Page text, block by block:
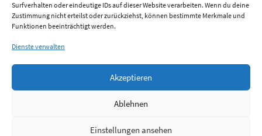
Surfverhalten oder eindeutige IDs auf dieser Website verarbeiten. Wenn du deine
Zustimmung nicht erteilst oder zurückziehst, können bestimmte Merkmale und
Funktionen beeinträchtigt werden.
Dienste verwalten
Akzeptieren
Ablehnen
Einstellungen ansehen
Anmelden